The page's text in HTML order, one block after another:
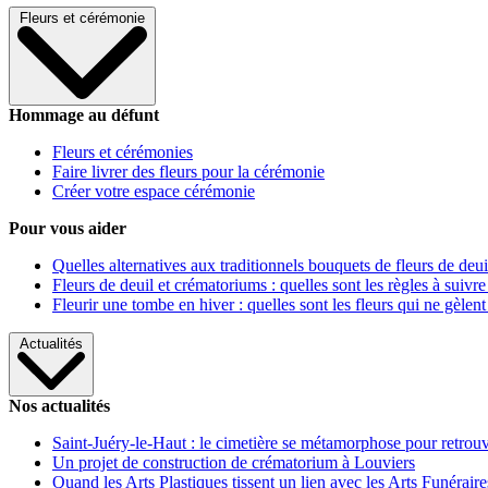
Fleurs et cérémonie
Hommage au défunt
Fleurs et cérémonies
Faire livrer des fleurs pour la cérémonie
Créer votre espace cérémonie
Pour vous aider
Quelles alternatives aux traditionnels bouquets de fleurs de
Fleurs de deuil et crématoriums : quelles sont les règles à
Fleurir une tombe en hiver : quelles sont les fleurs qui ne gèlent
Actualités
Nos actualités
Saint-Juéry-le-Haut : le cimetière se métamorphose pour
Un projet de construction de crématorium à Louviers
Quand les Arts Plastiques tissent un lien avec les Arts